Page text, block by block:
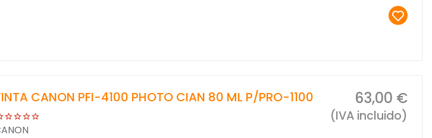
CANON PFI-4100 PHOTO CIAN 80 ML P/PRO-1100 63,00 €
(IVA incluido)